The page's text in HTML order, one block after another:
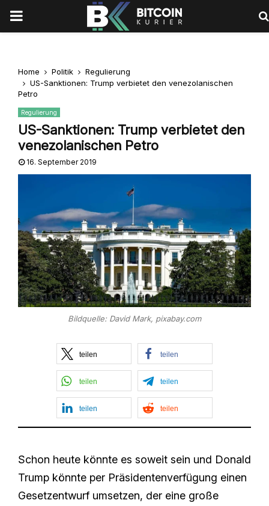
PRIMARY
Home Politik
Regulierung
US-Sanktionen: Trump verbietet den venezolanischen
Petro
Regulierung
US-Sanktionen: Trump verbietet den
venezolanischen Petro
16. September 2019
Bildquelle: David Mark, pixabay.com
teilen teilen
teilen teilen
teilen teilen
Schon heute könnte es soweit sein und Donald
Trump könnte per Präsidentenverfügung einen
Gesetzentwurf umsetzen, der eine große